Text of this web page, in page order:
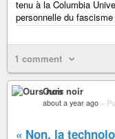
tenu à la Columbia
personnelle du
1 comment
Ours noir
about a year ago –
« Non, la